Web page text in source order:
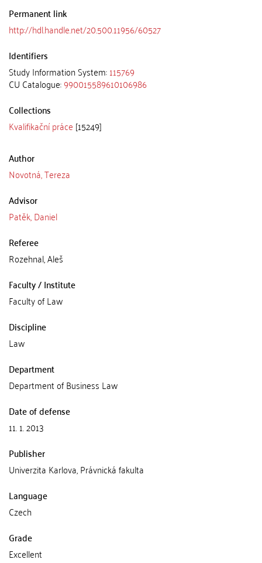
Permanent link
http://hdl.handle.net/20.500.11956/60527
Identifiers
Study Information System:115769
CU Catalogue:990015589610106986
Collections
Kvalifikační práce [15249]
Author
Novotná, Tereza
Advisor
Patěk, Daniel
Referee
Rozehnal, Aleš
Faculty / Institute
Faculty of Law
Discipline
Law
Department
Department of Business Law
Date of defense
11. 1. 2013
Publisher
Univerzita Karlova, Právnická fakulta
Language
Czech
Grade
Excellent